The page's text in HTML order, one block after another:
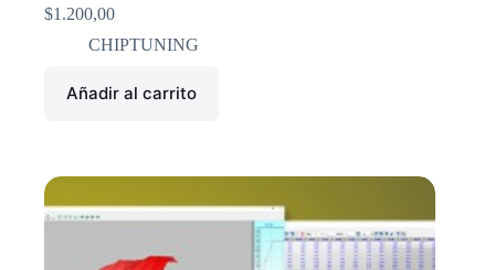
$1.200,00
CHIPTUNING
Añadir al carrito